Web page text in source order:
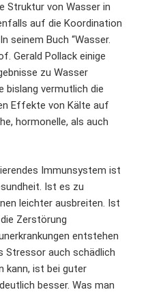
Struktur von Wasser in
auf die Koordination
seinem Buch “Wasser.
Gerald Pollack einige
zu Wasser
bislang vermutlich die
Effekte von Kälte auf
hormonelle, als auch
Immunsystem ist
Ist es zu
leichter ausbreiten. Ist
Zerstörung
entstehen
Stressor auch schädlich
kann, ist bei guter
besser. Was man